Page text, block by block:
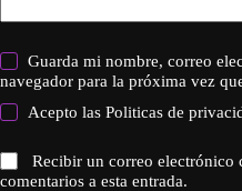
Guarda mi nombre, correo
navegador para la próxima vez
Acepto lasPoliticas de
Recibir un correo electrónico
comentarios a esta entrada.